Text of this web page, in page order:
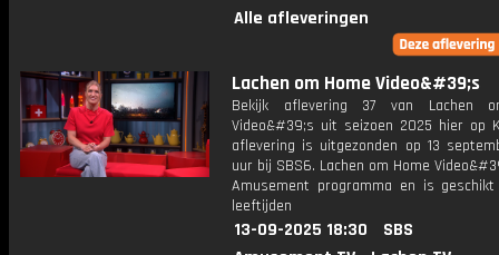
Alle afleveringen
Lachen om Home Video&#39;s
Bekijk aflevering 37 van Lachen
Video&#39;s uit seizoen 2025 hier op
aflevering is uitgezonden op 13
uur bij SBS6. Lachen om Home
Amusement programma en is
leeftijden
13-09-2025 18:30
SBS